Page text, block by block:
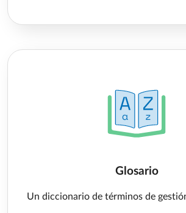
Glosario
Un diccionario de términos de